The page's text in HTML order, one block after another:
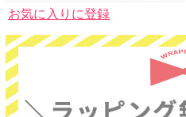
お気に入りに登録